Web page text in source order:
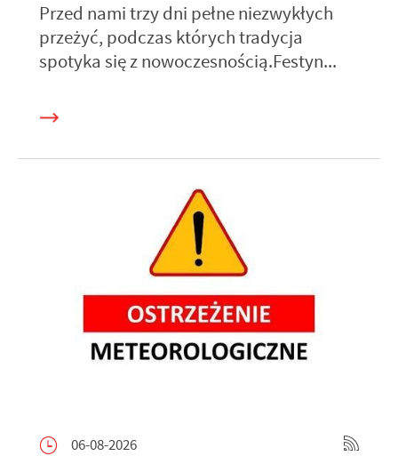
Przed nami trzy dni pełne niezwykłych
przeżyć, podczas których tradycja
spotyka się z nowoczesnością.Festyn...
06-08-2026